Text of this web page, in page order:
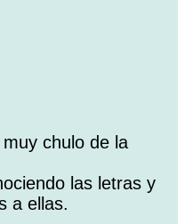
chulo de la
las letras y
a ellas.